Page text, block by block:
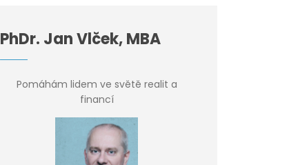
PhDr. Jan Vlček, MBA
Pomáhám lidem ve světě realit a
financí